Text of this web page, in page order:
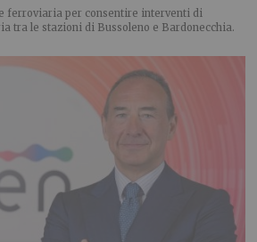
ferroviaria per consentire interventi di
tra le stazioni di Bussoleno e Bardonecchia.